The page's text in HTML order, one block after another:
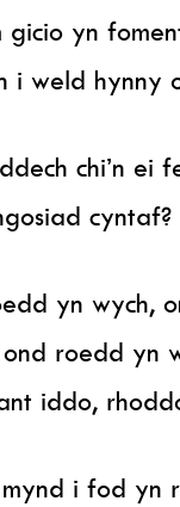
gicio yn
i weld hynny
chi’n
cyntaf?
yn
roedd yn
iddo,
mynd i fod